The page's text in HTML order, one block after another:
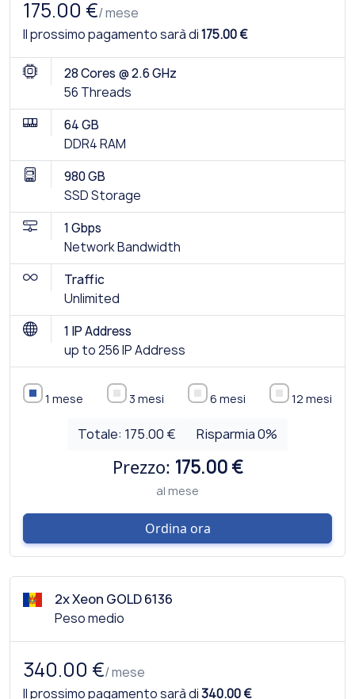
175.00 €/ mese
Il prossimo pagamento sarà di175.00 €
28 Cores @ 2.6 GHz
56 Threads
64 GB
DDR4 RAM
980 GB
SSD Storage
1 Gbps
Network Bandwidth
Traffic
Unlimited
1 IP Address
up to 256 IP Address
1 mese 3 mesi 6 mesi 12 mesi
Totale: 175.00 € Risparmia0%
Prezzo: 175.00 €
al mese
Ordina ora
2x Xeon GOLD 6136
Peso medio
340.00 €/ mese
Il prossimo pagamento sarà di340.00 €